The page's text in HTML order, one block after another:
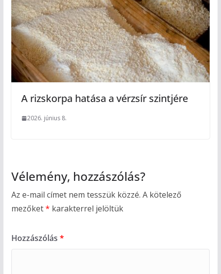
A rizskorpa hatása a vérzsír szintjére
2026. június 8.
Vélemény, hozzászólás?
Az e-mail címet nem tesszük közzé. A kötelező
mezőket* karakterrel jelöltük
Hozzászólás *